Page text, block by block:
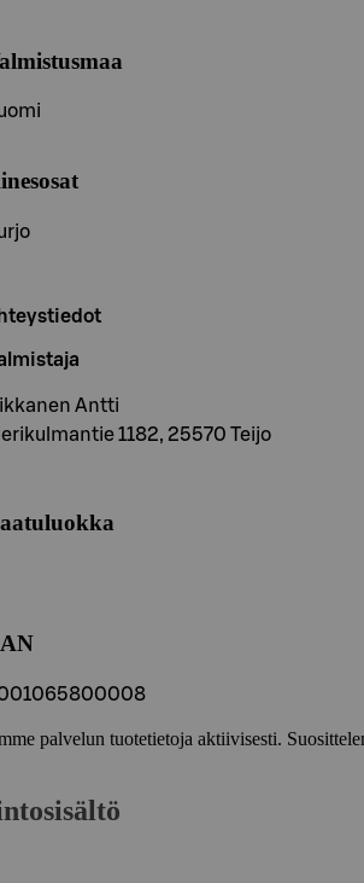
Antti
1182, 25570 Teijo
palvelun tuotetietoja aktiivisesti.